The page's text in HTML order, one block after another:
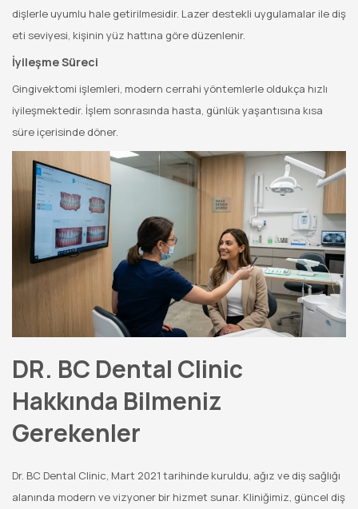
dişlerle uyumlu hale getirilmesidir. Lazer destekli uygulamalar ile diş
eti seviyesi, kişinin yüz hattına göre düzenlenir.
İyileşme Süreci
Gingivektomi işlemleri, modern cerrahi yöntemlerle oldukça hızlı
iyileşmektedir. İşlem sonrasında hasta, günlük yaşantısına kısa
süre içerisinde döner.
DR. BC Dental Clinic
Hakkında Bilmeniz
Gerekenler
Dr. BC Dental Clinic, Mart 2021 tarihinde kuruldu, ağız ve diş sağlığı
alanında modern ve vizyoner bir hizmet sunar. Kliniğimiz, güncel diş